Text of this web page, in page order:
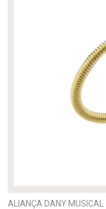
ALIANÇA DANY MUSICAL